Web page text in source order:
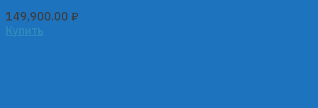
149,900.00 ₽
Купить